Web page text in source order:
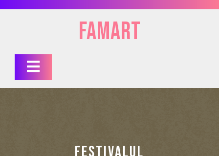
FAMart
Open
Button